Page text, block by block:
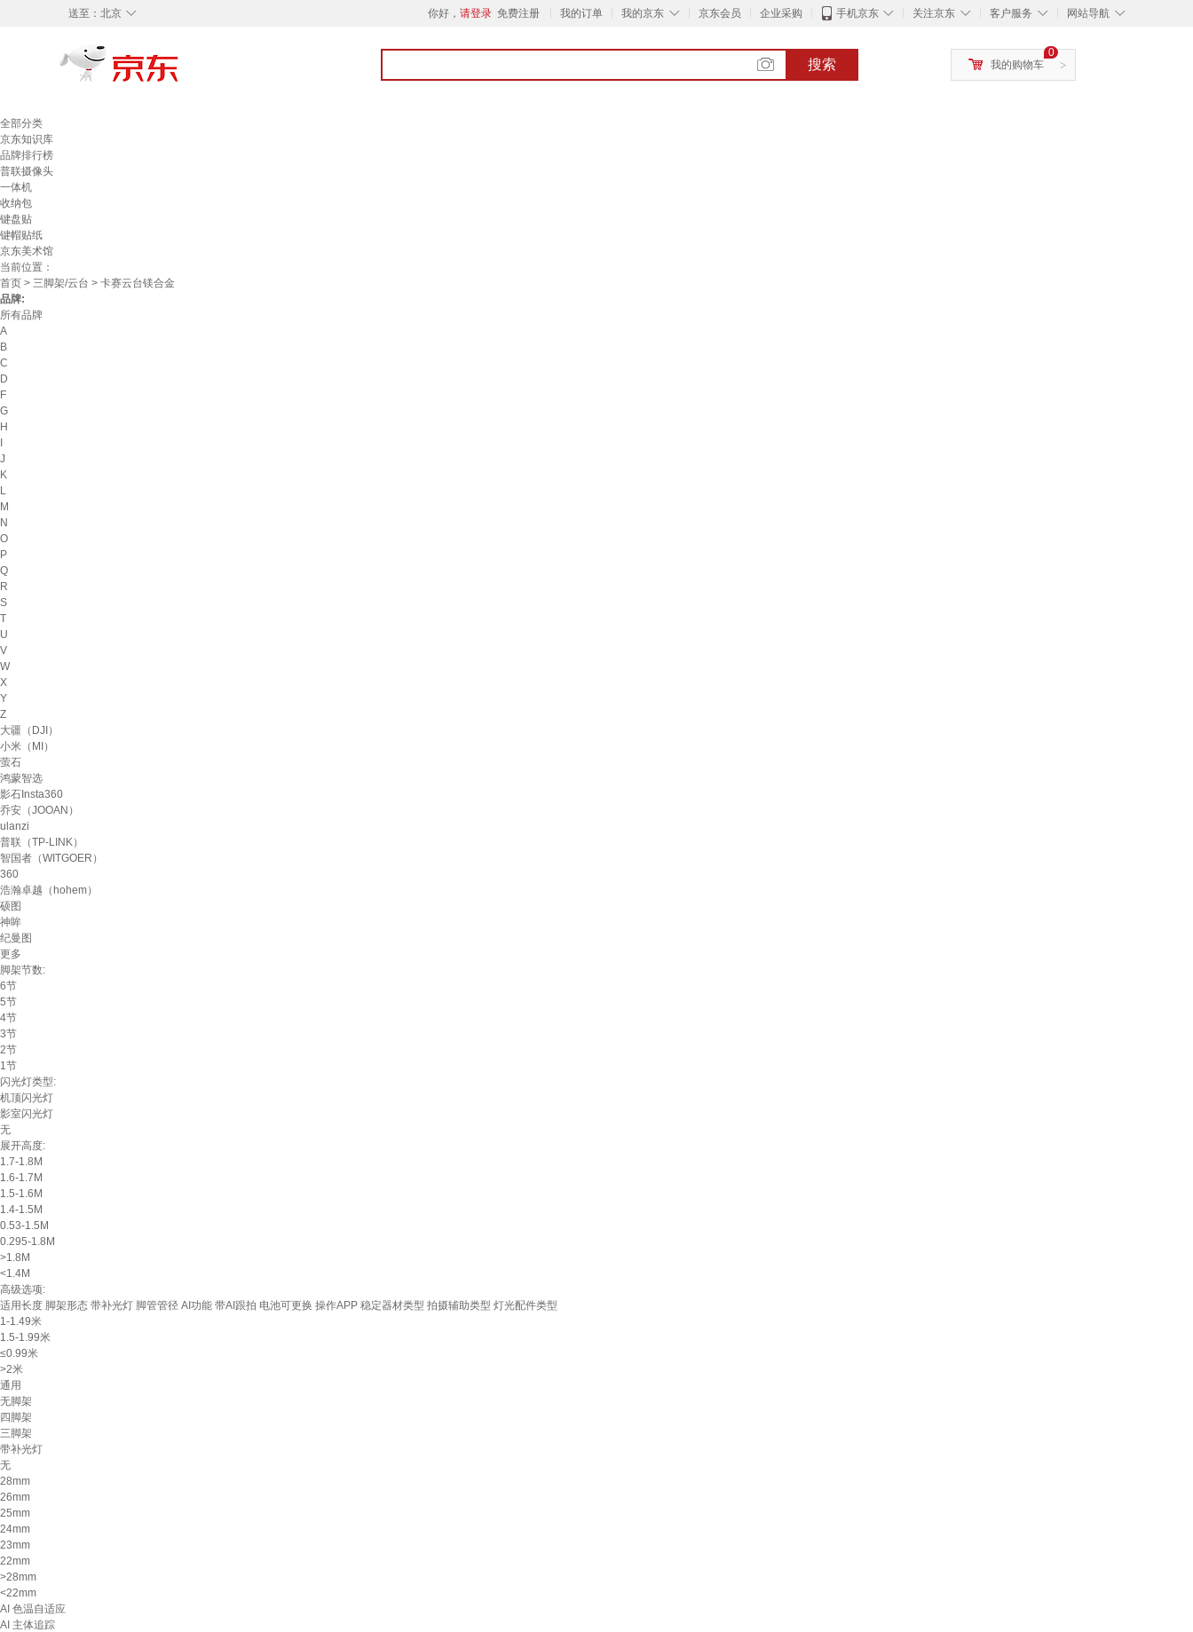
◇
送至： 北京 你好， 请登录 免费注册 我的订单 ◇
我的京东 京东会员 企业采购 ◇
手机京东 ◇
关注京东 ◇
客户服务 ◇
网站导航
搜索 >
0
我的购物车
全部分类
京东知识库
品牌排行榜
普联摄像头
一体机
收纳包
键盘贴
键帽贴纸
京东美术馆
当前位置：
首页 > 三脚架/云台 > 卡赛云台镁合金
品牌:
所有品牌
A
B
C
D
F
G
H
J
K
L
M
N
O
P
Q
R
S
T
U
V
W
X
Y
Z
大疆（DJI）
小米（MI）
萤石
鸿蒙智选
影石Insta360
乔安（JOOAN）
ulanzi
普联（TP-LINK）
智国者（WITGOER）
360
浩瀚卓越（hohem）
硕图
神眸
纪曼图
更多
脚架节数:
6节
5节
4节
3节
2节
1节
闪光灯类型:
机顶闪光灯
影室闪光灯
无
展开高度:
1.7-1.8M
1.6-1.7M
1.5-1.6M
1.4-1.5M
0.53-1.5M
0.295-1.8M
>1.8M
<1.4M
高级选项:
适用长度 脚架形态 带补光灯 脚管管径 AI功能 带AI跟拍 电池可更换 操作APP 稳定器材类型 拍摄辅助类型 灯光配件类型
1-1.49米
1.5-1.99米
≤0.99米
>2米
通用
无脚架
四脚架
三脚架
带补光灯
无
28mm
26mm
25mm
24mm
23mm
22mm
>28mm
<22mm
AI 色温自适应
AI 主体追踪